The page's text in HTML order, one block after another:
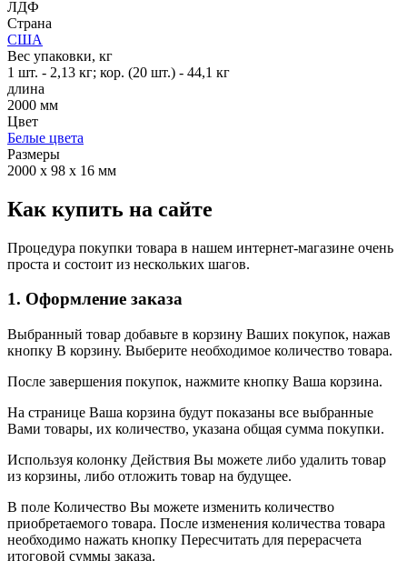
ЛДФ
Страна
США
Вес упаковки, кг
1 шт. - 2,13 кг; кор. (20 шт.) - 44,1 кг
длина
2000 мм
Цвет
Белые цвета
Размеры
2000 x 98 x 16 мм
Как купить на сайте
Процедура покупки товара в нашем интернет-магазине очень
проста и состоит из нескольких шагов.
1. Оформление заказа
Выбранный товар добавьте в корзину Ваших покупок, нажав
кнопку В корзину. Выберите необходимое количество товара.
После завершения покупок, нажмите кнопку Ваша корзина.
На странице Ваша корзина будут показаны все выбранные
Вами товары, их количество, указана общая сумма покупки.
Используя колонку Действия Вы можете либо удалить товар
из корзины, либо отложить товар на будущее.
В поле Количество Вы можете изменить количество
приобретаемого товара. После изменения количества товара
необходимо нажать кнопку Пересчитать для перерасчета
итоговой суммы заказа.